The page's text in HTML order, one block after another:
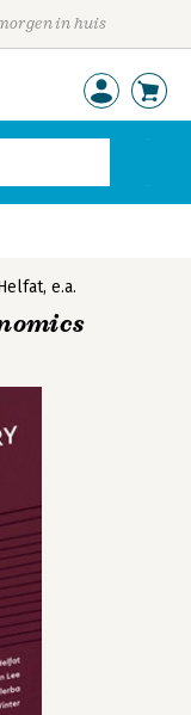
in huis
, e.a.